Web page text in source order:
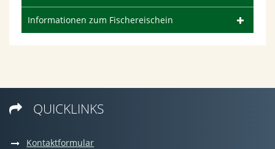
Informationen zum Fischereischein
 QUICKLINKS
Kontaktformular